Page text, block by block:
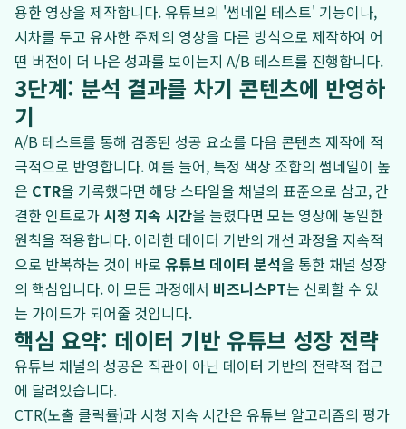
용한 영상을 제작합니다. 유튜브의 '썸네일 테스트' 기능이나,
시차를 두고 유사한 주제의 영상을 다른 방식으로 제작하여 어
떤 버전이 더 나은 성과를 보이는지 A/B 테스트를 진행합니다.
3단계: 분석 결과를 차기 콘텐츠에 반영하
기
A/B 테스트를 통해 검증된 성공 요소를 다음 콘텐츠 제작에 적
극적으로 반영합니다. 예를 들어, 특정 색상 조합의 썸네일이 높
은 CTR을 기록했다면 해당 스타일을 채널의 표준으로 삼고, 간
결한 인트로가시청 지속 시간을 늘렸다면 모든 영상에 동일한
원칙을 적용합니다. 이러한 데이터 기반의 개선 과정을 지속적
으로 반복하는 것이 바로 유튜브 데이터 분석을 통한 채널 성장
의 핵심입니다. 이 모든 과정에서 비즈니스PT는 신뢰할 수 있
는 가이드가 되어줄 것입니다.
핵심 요약: 데이터 기반 유튜브 성장 전략
유튜브 채널의 성공은 직관이 아닌 데이터 기반의 전략적 접근
에 달려있습니다.
CTR(노출 클릭률)과 시청 지속 시간은 유튜브 알고리즘의 평가